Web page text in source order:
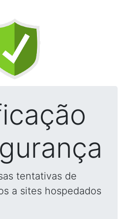
tentativas de
a sites hospedados